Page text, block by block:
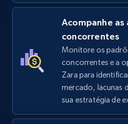
TikTok Shop - category
URL, Title, Available,
price, Final price, Discount
5.4K+ 668+
Acompanhe as
concorrentes
Monitore os
concorrentes e a
Zara para
mercado, lacunas
sua estratégia de